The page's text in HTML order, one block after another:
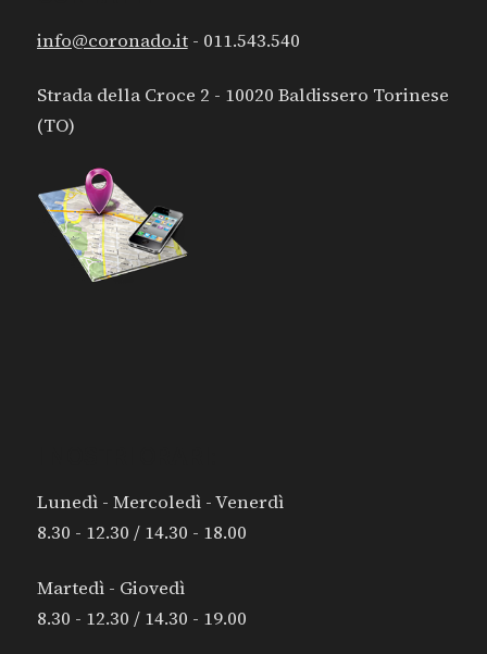
info@coronado.it- 011.543.540
Strada della Croce 2 - 10020 Baldissero Torinese
(TO)
Lunedì - Mercoledì - Venerdì
8.30 - 12.30 / 14.30 - 18.00
Martedì - Giovedì
8.30 - 12.30 / 14.30 - 19.00